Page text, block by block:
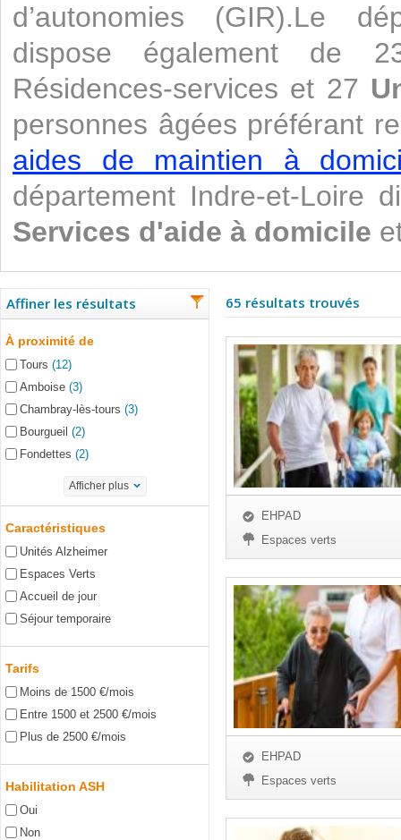
d’autonomies (GIR).Le
dispose également de
Résidences-services et 27
personnes âgées préférant
aides de maintien à
département Indre-et-Loire
Services d'aide à domicile
Affiner les résultats
À proximité de
Tours (12)
Amboise (3)
Chambray-lès-tours (3)
Bourgueil (2)
Fondettes (2)
Afficher plus
Caractéristiques
Unités Alzheimer
Espaces Verts
Accueil de jour
Séjour temporaire
Tarifs
Moins de 1500 €/mois
Entre 1500 et 2500 €/mois
Plus de 2500 €/mois
Habilitation ASH
Oui
Non
65 résultats trouvés
EHPAD
Espaces verts
EHPAD
Espaces verts